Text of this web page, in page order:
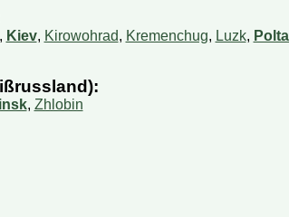
aktuell?
reservieren?
mitschicken?
Kiev, Kirowohrad, Kremenchug, Luzk,
, Zhlobin